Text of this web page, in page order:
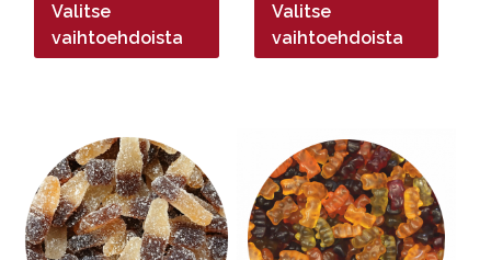
Valitse
vaihtoehdoista
19,50€
Valitse
vaihtoehdoista
tuotteella
on
useampi
muunnelma.
tuotteella
on
useampi
muunnelma.